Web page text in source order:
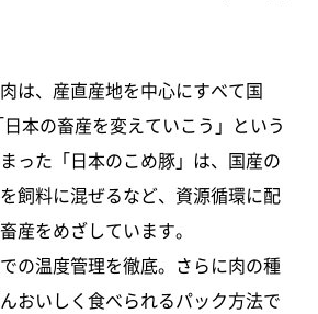
は、産直産地を中心にすべて国
本の畜産を変えていこう」という
った「日本のこめ豚」は、国産の
飼料に混ぜるなど、資源循環に配
産をめざしています。
の温度管理を徹底。さらに肉の種
おいしく食べられるパック方法で